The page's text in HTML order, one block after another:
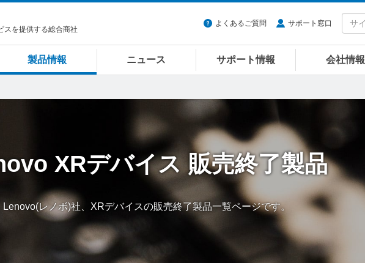
スを提供する総合商社
よくあるご質問 サポート窓口
製品情報 ニュース サポート情報 会社情報
XRデバイス 販売終了製品
Lenovo(レノボ)社、XRデバイスの販売終了製品一覧ページです。